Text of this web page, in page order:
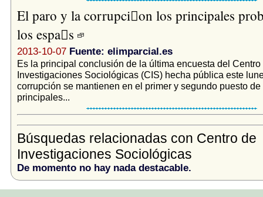
El paro y la corrupci󮠳on los principales
los espa񯬥s
2013-10-07 Fuente: elimparcial.es
Es la principal conclusión de la última encuesta del Centro
Investigaciones Sociológicas (CIS) hecha pública este
corrupción se mantienen en el primer y segundo puesto
principales...
Búsquedas relacionadas con Centro de
Investigaciones Sociológicas
De momento no hay nada destacable.